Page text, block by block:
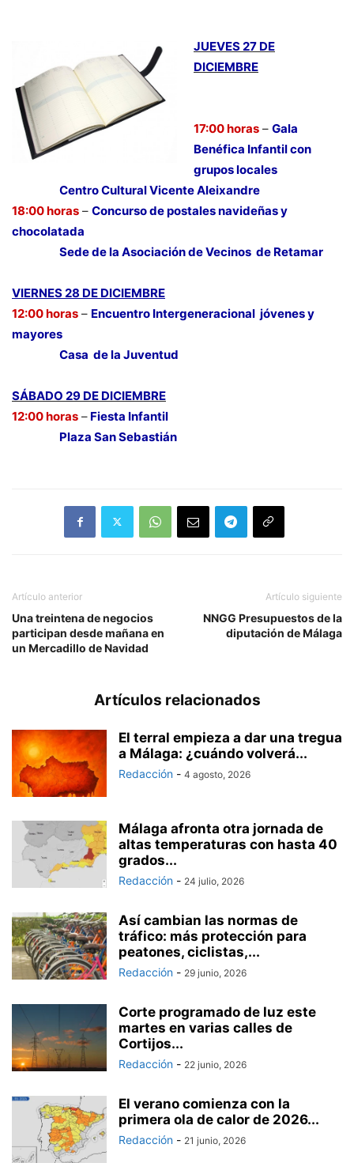
JUEVES 27 DE
DICIEMBRE
17:00 horas – Gala
Benéfica Infantil con
grupos locales
Centro Cultural Vicente Aleixandre
18:00 horas – Concurso de postales navideñas y
chocolatada
Sede de la Asociación de Vecinos de Retamar
VIERNES 28 DE DICIEMBRE
12:00 horas – Encuentro Intergeneracional jóvenes y
mayores
Casa de la Juventud
SÁBADO 29 DE DICIEMBRE
12:00 horas – Fiesta Infantil
Plaza San Sebastián
Artículo anterior
Una treintena de negocios
participan desde mañana en
un Mercadillo de Navidad
Artículo siguiente
NNGG Presupuestos de la
diputación de Málaga
Artículos relacionados
El terral empieza a dar una tregua
a Málaga: ¿cuándo volverá...
Redacción - 4 agosto, 2026
Málaga afronta otra jornada de
altas temperaturas con hasta 40
grados...
Redacción - 24 julio, 2026
Así cambian las normas de
tráfico: más protección para
peatones, ciclistas,...
Redacción - 29 junio, 2026
Corte programado de luz este
martes en varias calles de
Cortijos...
Redacción - 22 junio, 2026
El verano comienza con la
primera ola de calor de 2026...
Redacción - 21 junio, 2026